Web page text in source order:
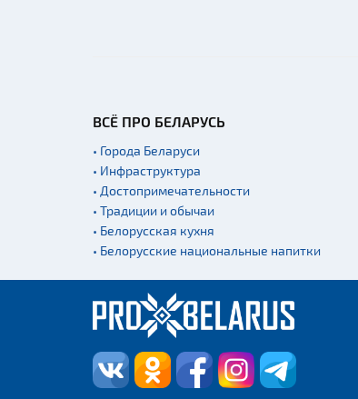
ВСЁ ПРО БЕЛАРУСЬ
• Города Беларуси
• Инфраструктура
• Достопримечательности
• Традиции и обычаи
• Белорусская кухня
• Белорусские национальные напитки